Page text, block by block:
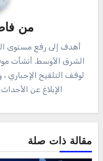
من
أهدف إلى رفع مستوى
الإبلاغ عن
مقالة ذات صلة